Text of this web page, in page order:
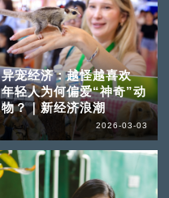
异宠经济：越怪越喜欢
年轻人为何偏爱“神奇”动
物？｜新经济浪潮
2026-03-03